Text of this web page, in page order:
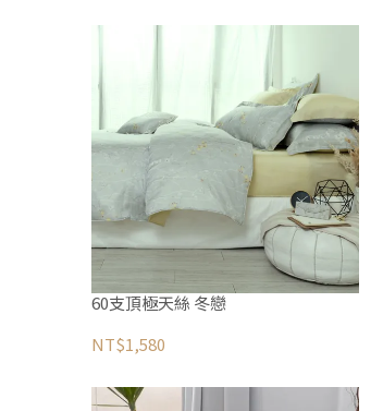
60支頂極天絲 冬戀
NT$1,580